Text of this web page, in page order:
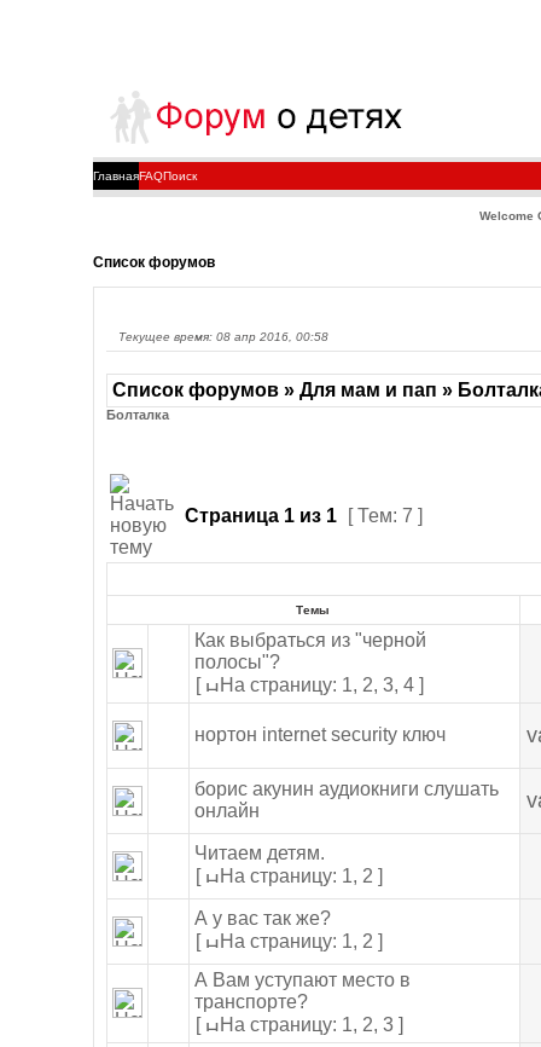
ГлавнаяFAQПоиск
Welcome
Список форумов
Текущее время: 08 апр 2016, 00:58
Список форумов » Для мам и пап »
Болталка
Страница 1из 1 [ Тем: 7 ]
Темы
Как выбраться из "черной
полосы"?
[
На страницу: 1, 2, 3, 4 ]
нортон internet security ключ
борис акунин аудиокниги слушать
онлайн
Читаем детям.
[
На страницу: 1, 2 ]
А у вас так же?
[
На страницу: 1, 2 ]
А Вам уступают место в
транспорте?
[
На страницу: 1, 2, 3 ]